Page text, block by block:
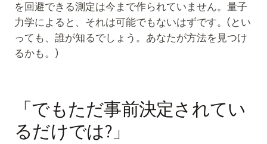
を回避できる測定は今まで作られていません。量子
力学によると、それは可能でもないはずです。(とい
っても、誰が知るでしょう。あなたが方法を見つけ
るかも。)
「でもただ事前決定されてい
るだけでは?」